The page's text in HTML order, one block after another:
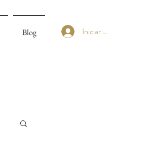
Iniciar sesión
Blog